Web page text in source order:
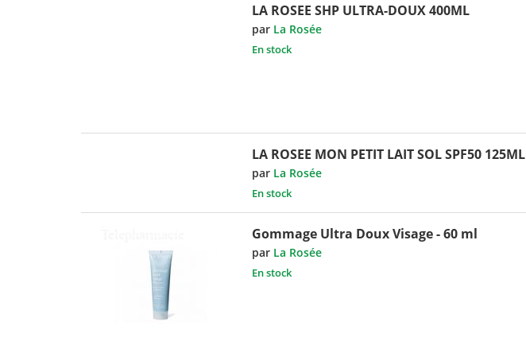
LA ROSEE SHP ULTRA-DOUX 400ML
par La Rosée
En stock
LA ROSEE MON PETIT LAIT SOL SPF50 125ML
par La Rosée
En stock
Gommage Ultra Doux Visage - 60 ml
par La Rosée
En stock